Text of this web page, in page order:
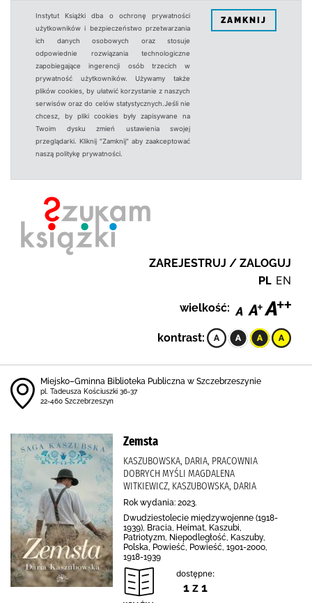
Instytut Książki dba o ochronę prywatności
użytkowników i bezpieczeństwo przetwarzania
ich danych osobowych oraz stosuje
odpowiednie rozwiązania technologiczne
zapobiegające ingerencji osób trzecich w
prywatność użytkowników. Używamy także
plików cookies, by ułatwić korzystanie z naszych
serwisów oraz do celów statystycznych.Jeśli nie
chcesz, by pliki cookies były zapisywane na
Twoim dysku zmień ustawienia swojej
przeglądarki. Kliknij "Zamknij" aby zaakceptować
naszą politykę prywatności.
ZAMKNIJ
ZAREJESTRUJ / ZALOGUJ
PL EN
wielkość:
kontrast:
Miejsko–Gminna Biblioteka Publiczna w Szczebrzeszynie
pl. Tadeusza Kościuszki 36-37
22-460 Szczebrzeszyn
Zemsta
KASZUBOWSKA, DARIA, PRACOWNIA
DOBRYCH MYŚLI MAGDALENA
WITKIEWICZ, KASZUBOWSKA, DARIA
Rok wydania: 2023.
Dwudziestolecie międzywojenne (1918-
1939), Bracia, Heimat, Kaszubi,
Patriotyzm, Niepodległość, Kaszuby,
Polska, Powieść, Powieść, 1901-2000,
1918-1939
dostępne:
1 z 1